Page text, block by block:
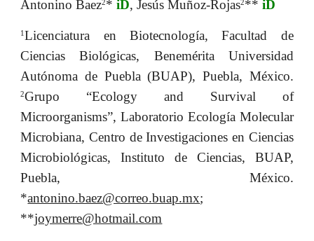
Antonino Baez2* iD, Jesús Muñoz-Rojas2** iD
1Licenciatura en Biotecnología, Facultad de
Ciencias Biológicas, Benemérita Universidad
Autónoma de Puebla (BUAP), Puebla, México.
2Grupo “Ecology and Survival of
Microorganisms”, Laboratorio Ecología Molecular
Microbiana, Centro de Investigaciones en Ciencias
Microbiológicas, Instituto de Ciencias, BUAP,
Puebla, México.
*antonino.baez@correo.buap.mx;
**joymerre@hotmail.com